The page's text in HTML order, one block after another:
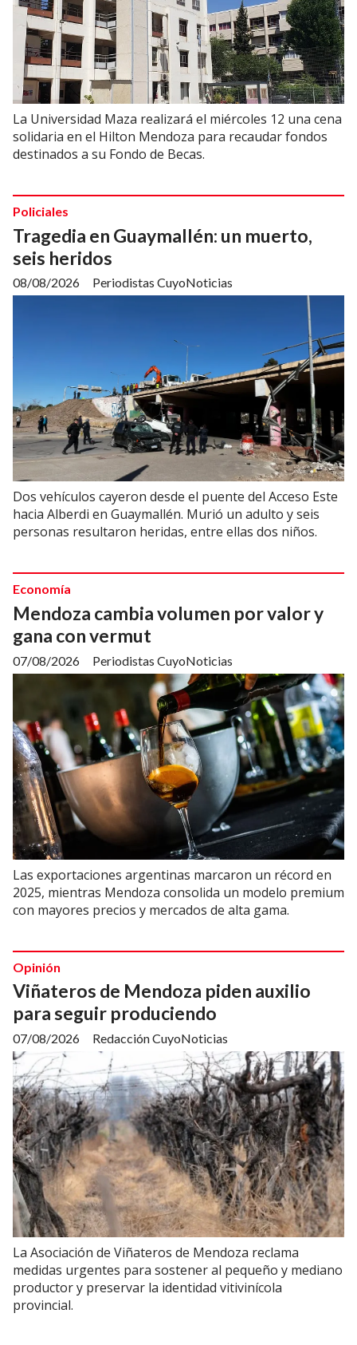
La Universidad Maza realizará el miércoles 12 una cena
solidaria en el Hilton Mendoza para recaudar fondos
destinados a su Fondo de Becas.
Tragedia en Guaymallén: un muerto,
seis heridos
Periodistas CuyoNoticias
Policiales
08/08/2026
Dos vehículos cayeron desde el puente del Acceso Este
hacia Alberdi en Guaymallén. Murió un adulto y seis
personas resultaron heridas, entre ellas dos niños.
Mendoza cambia volumen por valor y
gana con vermut
Periodistas CuyoNoticias
Economía
07/08/2026
Las exportaciones argentinas marcaron un récord en
2025, mientras Mendoza consolida un modelo premium
con mayores precios y mercados de alta gama.
Viñateros de Mendoza piden auxilio
para seguir produciendo
Redacción CuyoNoticias
Opinión
07/08/2026
La Asociación de Viñateros de Mendoza reclama
medidas urgentes para sostener al pequeño y mediano
productor y preservar la identidad vitivinícola
provincial.